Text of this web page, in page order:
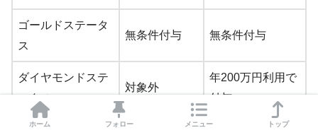
ゴールドステータ
ス
無条件付与 無条件付与
ダイヤモンドステ
ータス
対象外
年200万円利用で
付与
紹介リンクのエラ
ホーム フォロー メニュー トップ